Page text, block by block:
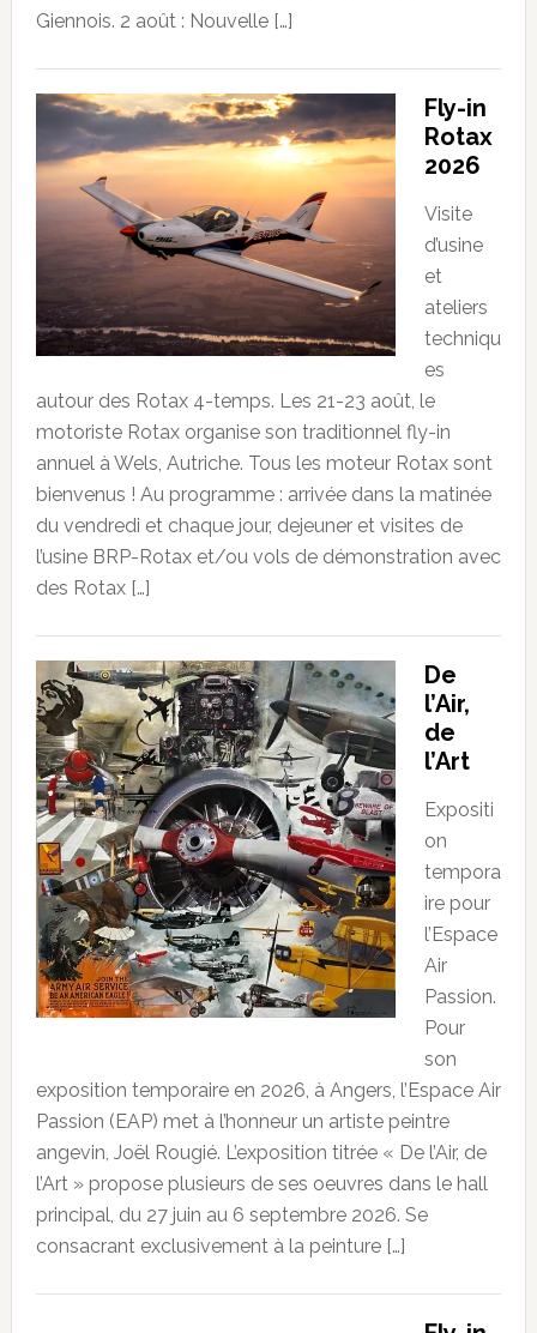
Giennois. 2 août : Nouvelle […]
Fly-in
Rotax
2026
Visite
d’usine
et
ateliers
techniqu
es
autour des Rotax 4-temps. Les 21-23 août, le
motoriste Rotax organise son traditionnel fly-in
annuel à Wels, Autriche. Tous les moteur Rotax sont
bienvenus ! Au programme : arrivée dans la matinée
du vendredi et chaque jour, dejeuner et visites de
l’usine BRP-Rotax et/ou vols de démonstration avec
des Rotax […]
De
l’Air,
de
l’Art
Expositi
on
tempora
ire pour
l’Espace
Air
Passion.
Pour
son
exposition temporaire en 2026, à Angers, l’Espace Air
Passion (EAP) met à l’honneur un artiste peintre
angevin, Joël Rougié. L’exposition titrée « De l’Air, de
l’Art » propose plusieurs de ses oeuvres dans le hall
principal, du 27 juin au 6 septembre 2026. Se
consacrant exclusivement à la peinture […]